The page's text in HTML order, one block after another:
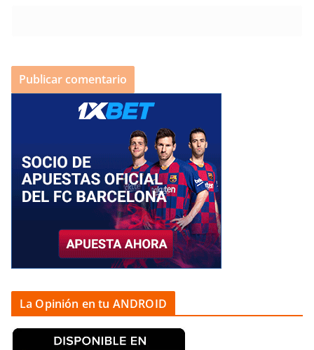
La Opinión en tu ANDROID